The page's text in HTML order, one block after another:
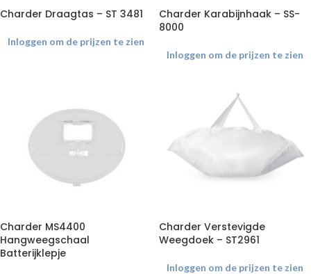
Charder Draagtas – ST 3481
Inloggen om de prijzen te zien
Charder Karabijnhaak – SS-
8000
Inloggen om de prijzen te zien
Charder MS4400
Hangweegschaal
Batterijklepje
Charder Verstevigde
Weegdoek – ST2961
Inloggen om de prijzen te zien